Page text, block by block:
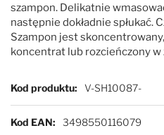
szampon. Delikatnie
następnie dokładnie spłukać.
Szampon jest
koncentrat lub rozcieńczony w
Więcej informacji
Kod produktu V-SH10087-
Kod EAN 3498550116079